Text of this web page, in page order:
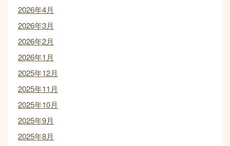
2026年4月
2026年3月
2026年2月
2026年1月
2025年12月
2025年11月
2025年10月
2025年9月
2025年8月